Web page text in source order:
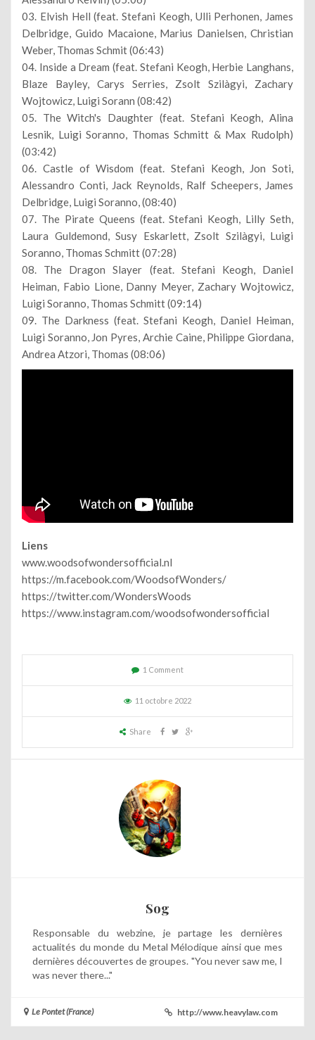
03. Elvish Hell (feat. Stefani Keogh, Ulli Perhonen, James
Delbridge, Guido Macaione, Marius Danielsen, Christian
Weber, Thomas Schmit (06:43)
04. Inside a Dream (feat. Stefani Keogh, Herbie Langhans,
Blaze Bayley, Carys Serries, Zsolt Szilàgyi, Zachary
Wojtowicz, Luigi Sorann (08:42)
05. The Witch's Daughter (feat. Stefani Keogh, Alina
Lesnik, Luigi Soranno, Thomas Schmitt & Max Rudolph)
(03:42)
06. Castle of Wisdom (feat. Stefani Keogh, Jon Soti,
Alessandro Conti, Jack Reynolds, Ralf Scheepers, James
Delbridge, Luigi Soranno, (08:40)
07. The Pirate Queens (feat. Stefani Keogh, Lilly Seth,
Laura Guldemond, Susy Eskarlett, Zsolt Szilàgyi, Luigi
Soranno, Thomas Schmitt (07:28)
08. The Dragon Slayer (feat. Stefani Keogh, Daniel
Heiman, Fabio Lione, Danny Meyer, Zachary Wojtowicz,
Luigi Soranno, Thomas Schmitt (09:14)
09. The Darkness (feat. Stefani Keogh, Daniel Heiman,
Luigi Soranno, Jon Pyres, Archie Caine, Philippe Giordana,
Andrea Atzori, Thomas (08:06)
Liens
www.woodsofwondersofficial.nl
https://m.facebook.com/WoodsofWonders/
https://twitter.com/WondersWoods
https://www.instagram.com/woodsofwondersofficial
1 Comment
11 octobre 2022
Share
Sog
Responsable du webzine, je partage les dernières
actualités du monde du Metal Mélodique ainsi que mes
dernières découvertes de groupes. "You never saw me, I
was never there..."
Le Pontet (France) http://www.heavylaw.com